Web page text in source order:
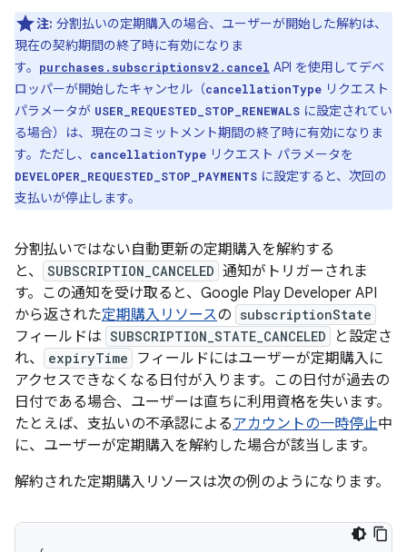
注: 分割払いの定期購入の場合、ユーザーが開始した解約は、
現在の契約期間の終了時に有効になりま
す。
purchases.subscriptionsv2.cancel API を使用してデベ
ロッパーが開始したキャンセル（cancellationType リクエスト
パラメータが USER_REQUESTED_STOP_RENEWALS に設定されてい
る場合）は、現在のコミットメント期間の終了時に有効になりま
す。ただし、
cancellationType リクエスト パラメータを
DEVELOPER_REQUESTED_STOP_PAYMENTS に設定すると、次回の
支払いが停止します。
分割払いではない自動更新の定期購入を解約する
と、
SUBSCRIPTION_CANCELED 通知がトリガーされま
す。この通知を受け取ると、Google Play Developer API
から返された定期購入リソースの subscriptionState
フィールドは SUBSCRIPTION_STATE_CANCELED
と設定さ
れ、
expiryTime
フィールドにはユーザーが定期購入に
アクセスできなくなる日付が入ります。この日付が過去の
日付である場合、ユーザーは直ちに利用資格を失います。
たとえば、支払いの不承認によるアカウントの一時停止中
に、ユーザーが定期購入を解約した場合が該当します。
解約された定期購入リソースは次の例のようになります。